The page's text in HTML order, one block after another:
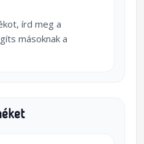
írd meg a
másoknak a